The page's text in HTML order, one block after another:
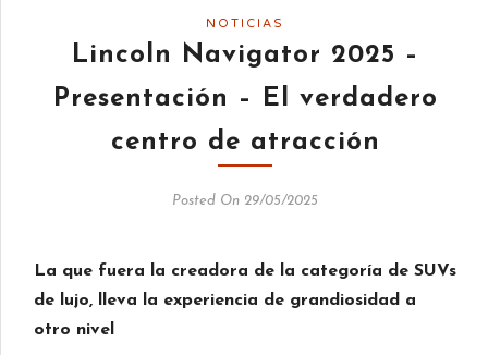
NOTICIAS
Lincoln Navigator 2025 –
Presentación – El verdadero
centro de atracción
Posted On 29/05/2025
La que fuera la creadora de la categoría de SUVs
de lujo, lleva la experiencia de grandiosidad a
otro nivel